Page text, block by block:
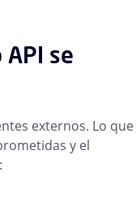
se
externos. Lo que
y el